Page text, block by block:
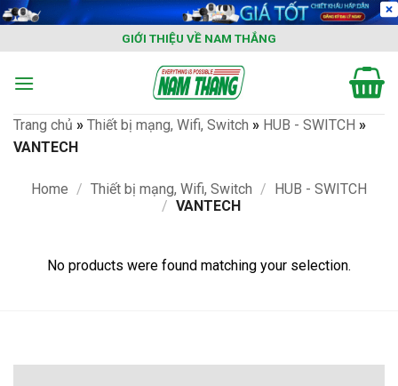
Skip
content
GIỚI THIỆU VỀ NAM THẮNG
Trang chủ » Thiết bị mạng, Wifi, Switch » HUB - SWITCH »
VANTECH
Home / Thiết bị mạng, Wifi, Switch /
HUB - SWITCH
/ VANTECH
No products were found matching your selection.